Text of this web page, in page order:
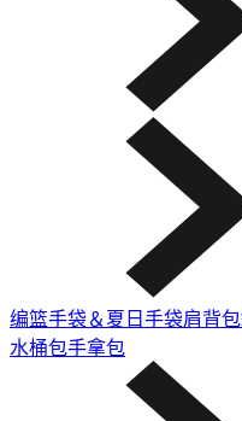
编篮手袋＆夏日手袋肩背包
水桶包手拿包